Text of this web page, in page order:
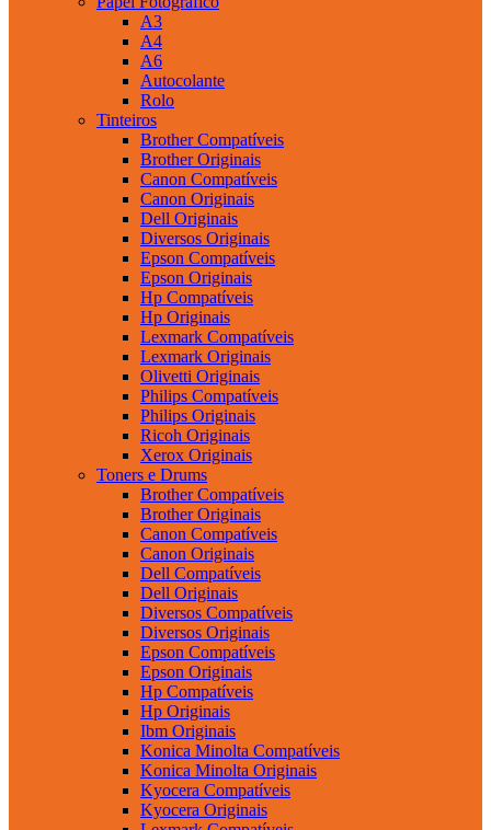
A3
A4
A6
Autocolante
Rolo
Tinteiros
Brother Compatíveis
Brother Originais
Canon Compatíveis
Canon Originais
Dell Originais
Diversos Originais
Epson Compatíveis
Epson Originais
Hp Compatíveis
Hp Originais
Lexmark Compatíveis
Lexmark Originais
Olivetti Originais
Philips Compatíveis
Philips Originais
Ricoh Originais
Xerox Originais
Toners e Drums
Brother Compatíveis
Brother Originais
Canon Compatíveis
Canon Originais
Dell Compatíveis
Dell Originais
Diversos Compatíveis
Diversos Originais
Epson Compatíveis
Epson Originais
Hp Compatíveis
Hp Originais
Ibm Originais
Konica Minolta Compatíveis
Konica Minolta Originais
Kyocera Compatíveis
Kyocera Originais